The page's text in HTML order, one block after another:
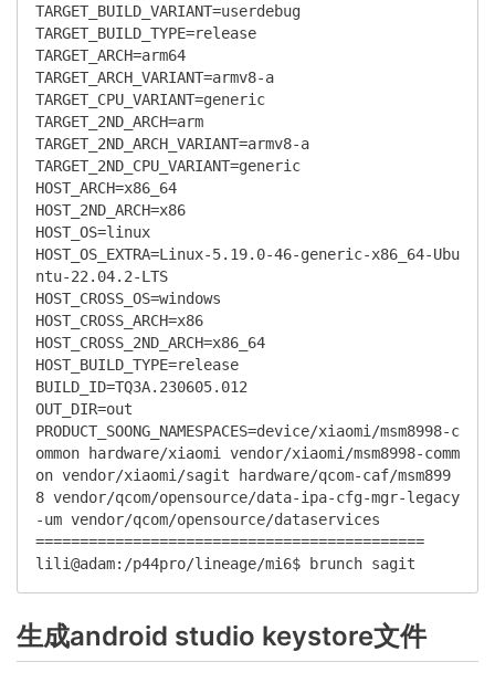
TARGET_BUILD_VARIANT=userdebug
TARGET_BUILD_TYPE=release
TARGET_ARCH=arm64
TARGET_ARCH_VARIANT=armv8-a
TARGET_CPU_VARIANT=generic
TARGET_2ND_ARCH=arm
TARGET_2ND_ARCH_VARIANT=armv8-a
TARGET_2ND_CPU_VARIANT=generic
HOST_ARCH=x86_64
HOST_2ND_ARCH=x86
HOST_OS=linux
HOST_OS_EXTRA=Linux-5.19.0-46-generic-x86_64-Ubu
ntu-22.04.2-LTS
HOST_CROSS_OS=windows
HOST_CROSS_ARCH=x86
HOST_CROSS_2ND_ARCH=x86_64
HOST_BUILD_TYPE=release
BUILD_ID=TQ3A.230605.012
OUT_DIR=out
PRODUCT_SOONG_NAMESPACES=device/xiaomi/msm8998-c
ommon hardware/xiaomi vendor/xiaomi/msm8998-comm
on vendor/xiaomi/sagit hardware/qcom-caf/msm899
8 vendor/qcom/opensource/data-ipa-cfg-mgr-legacy
-um vendor/qcom/opensource/dataservices
============================================
lili@adam:/p44pro/lineage/mi6$ brunch sagit
生成android studio keystore文件